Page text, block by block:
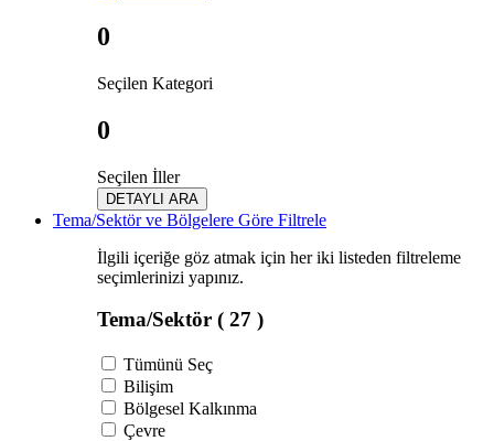
0
Seçilen Kategori
0
Seçilen İller
DETAYLI ARA
Tema/Sektör ve Bölgelere Göre Filtrele
İlgili içeriğe göz atmak için her iki listeden filtreleme
seçimlerinizi yapınız.
Tema/Sektör ( 27 )
Tümünü Seç
Bilişim
Bölgesel Kalkınma
Çevre